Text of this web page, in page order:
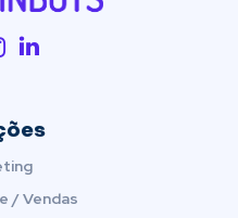
/ Vendas